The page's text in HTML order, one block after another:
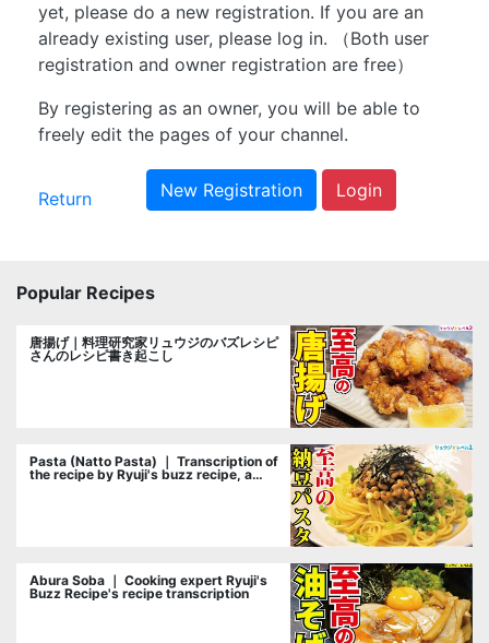
yet, please do a new registration. If you are an
already existing user, please log in. （Both user
registration and owner registration are free）
By registering as an owner, you will be able to
freely edit the pages of your channel.
Return New Registration Login
Popular Recipes
唐揚げ｜料理研究家リュウジのバズレシピ
さんのレシピ書き起こし
Pasta (Natto Pasta) ｜ Transcription of
the recipe by Ryuji's buzz recipe, a
Abura Soba ｜ Cooking expert Ryuji's
Buzz Recipe's recipe transcription